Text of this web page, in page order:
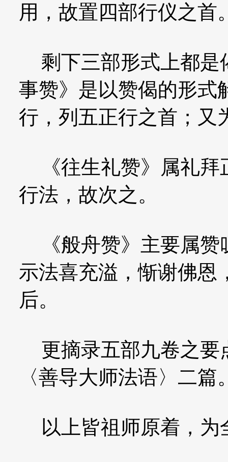
用，故置四部行仪之首
剩下三部形式上都是
事赞》是以赞偈的形式
行，列五正行之首；又
《往生礼赞》属礼拜
行法，故次之。
《般舟赞》主要属赞
示法喜充溢，惭谢佛恩
后。
更摘录五部九卷之要
〈善导大师法语〉二篇
以上皆祖师原着，为